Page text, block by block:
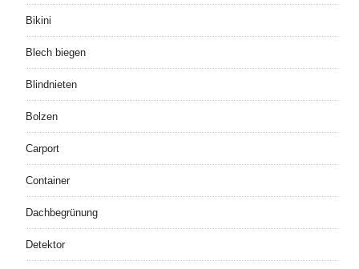
Bikini
Blech biegen
Blindnieten
Bolzen
Carport
Container
Dachbegrünung
Detektor